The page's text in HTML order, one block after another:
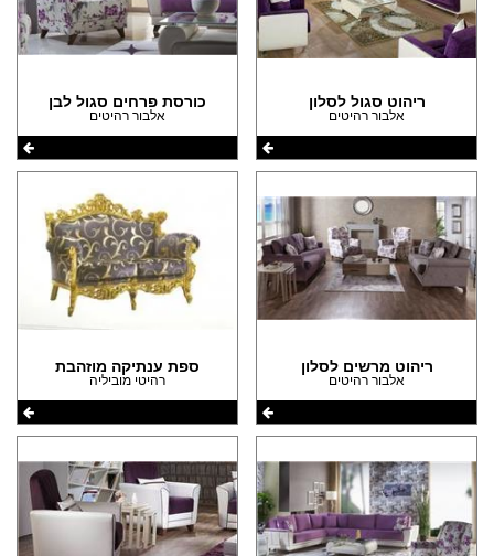
ריהוט סגול לסלון
אלבור רהיטים
כורסת פרחים סגול לבן
אלבור רהיטים
ריהוט מרשים לסלון
אלבור רהיטים
ספת ענתיקה מוזהבת
רהיטי מוביליה